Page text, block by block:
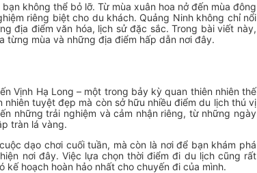
không thể bỏ lỡ. Từ mùa xuân hoa nở đến mùa đông
riêng biệt cho du khách. Quảng Ninh không chỉ nổi
địa điểm văn hóa, lịch sử đặc sắc. Trong bài viết này,
từng mùa và những địa điểm hấp dẫn nơi đây.
Vịnh Hạ Long – một trong bảy kỳ quan thiên nhiên thế
tuyệt đẹp mà còn sở hữu nhiều điểm du lịch thú vị
những trải nghiệm và cảm nhận riêng, từ những ngày
tràn lá vàng.
dạo chơi cuối tuần, mà còn là nơi để bạn khám phá
nơi đây. Việc lựa chọn thời điểm đi du lịch cũng rất
hoạch hoàn hảo nhất cho chuyến đi của mình.